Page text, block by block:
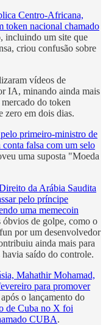
Centro-Africana,
token nacional chamado
incluindo um site que
criou confusão sobre
vídeos de
IA, minando ainda mais
do token
zero em dois dias.
pelo primeiro-ministro de
falsa com um selo
uma suposta "Moeda
da Arábia Saudita
pelo príncipe
uma memecoin
óbvios de golpe, como o
por um desenvolvedor
ainda mais para
havia saído do controle.
Mahathir Mohamad,
para promover
o lançamento do
de Cuba no X foi
CUBA.